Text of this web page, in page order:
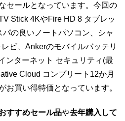
セールとなっています。今回の
Stick 4KやFire HD 8 タブレッ
パの良いノートパソコン、シャ
ビ、Ankerのモバイルバッテリ
ンターネット セキュリティ(最
Cloud コンプリート12か月
お買い得特価となっています。
すすめセール品や去年購入して